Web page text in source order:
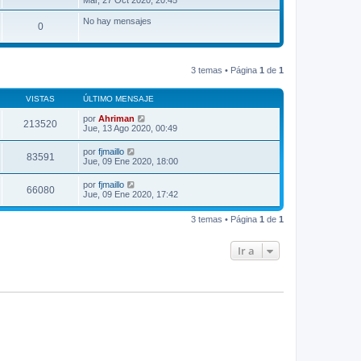
r
ú
i
e
n
a
j
e
0 No hay mensajes
3 temas • Página 1 de 1
VISTAS ÚLTIMO MENSAJE
213520 por Ahriman
Jue, 13 Ago 2020, 00:49
83591 por fjmaillo
Jue, 09 Ene 2020, 18:00
66080 por fjmaillo
Jue, 09 Ene 2020, 17:42
3 temas • Página 1 de 1
Ir a